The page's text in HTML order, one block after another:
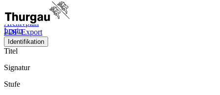
Login
Viewer
Archivplan
PDF-Export
Identifikation
Titel
Signatur
Stufe